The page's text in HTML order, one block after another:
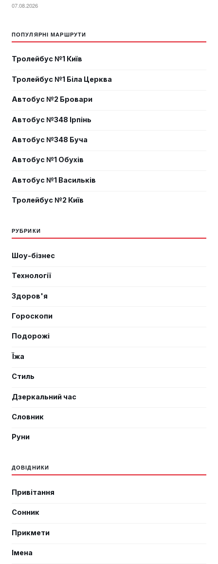
07.08.2026
ПОПУЛЯРНІ МАРШРУТИ
Тролейбус №1 Київ
Тролейбус №1 Біла Церква
Автобус №2 Бровари
Автобус №348 Ірпінь
Автобус №348 Буча
Автобус №1 Обухів
Автобус №1 Васильків
Тролейбус №2 Київ
РУБРИКИ
Шоу-бізнес
Технології
Здоров'я
Гороскопи
Подорожі
Їжа
Стиль
Дзеркальний час
Словник
Руни
ДОВІДНИКИ
Привітання
Сонник
Прикмети
Імена